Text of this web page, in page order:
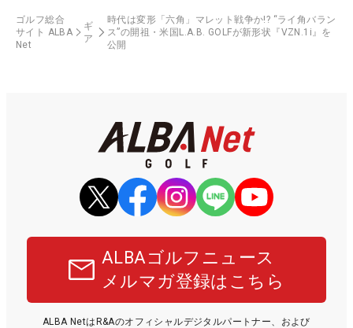
ゴルフ総合
サイト ALBA
Net
ギ
ア
時代は変形「六角」マレット戦争か!? “ライ角バラン
ス”の開祖・米国L.A.B. GOLFが新形状『VZN.1i』を
公開
ALBAゴルフニュース
メルマガ登録はこちら
ALBA NetはR&Aのオフィシャルデジタルパートナー、および